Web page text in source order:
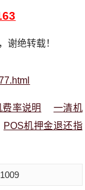
谢绝转载！
费率说明
一清机
POS机押金退还指